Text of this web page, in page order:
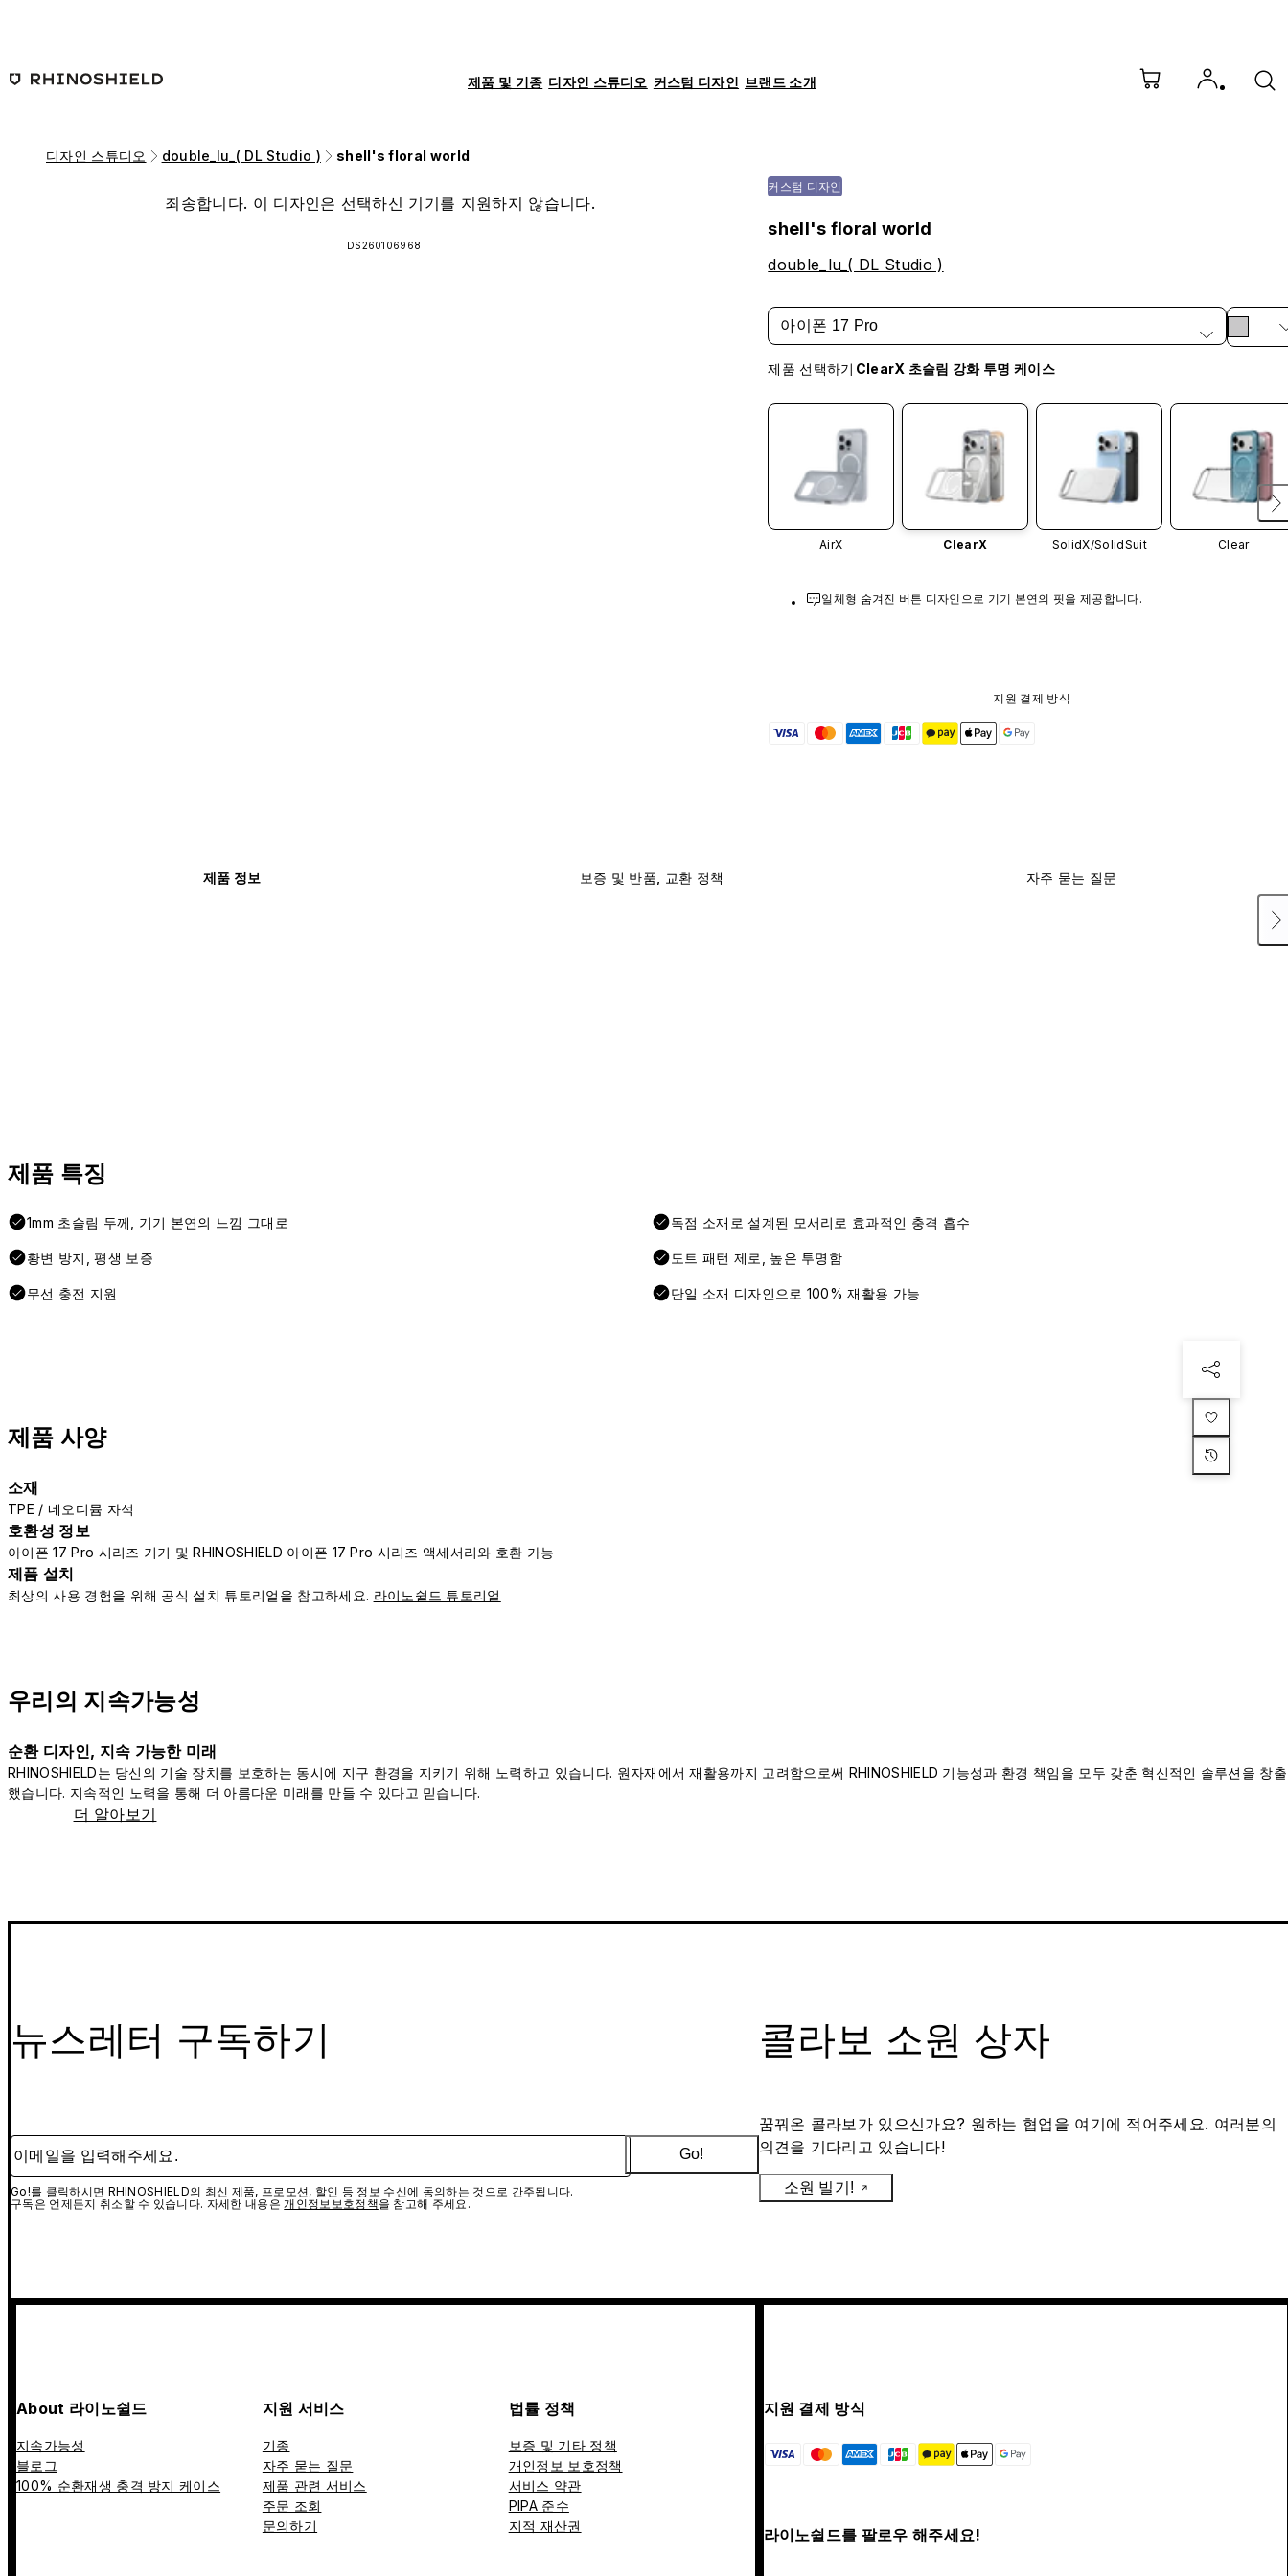
제품 및 기종 디자인 스튜디오 커스텀 디자인 브랜드 소개
디자인 스튜디오 double_lu_( DL Studio ) shell's floral world
죄송합니다. 이 디자인은 선택하신 기기를 지원하지 않습니다.
DS260106968
커스텀 디자인
shell's floral world
double_lu_( DL Studio )
아이폰 17 Pro
제품 선택하기 ClearX 초슬림 강화 투명 케이스
AirX ClearX SolidX/SolidSuit Clear
일체형 숨겨진 버튼 디자인으로 기기 본연의 핏을 제공합니다.
지원 결제 방식
제품 정보 보증 및 반품, 교환 정책 자주 묻는 질문
제품 특징
1mm 초슬림 두께, 기기 본연의 느낌 그대로 독점 소재로 설계된 모서리로 효과적인 충격 흡수
황변 방지, 평생 보증 도트 패턴 제로, 높은 투명함
무선 충전 지원 단일 소재 디자인으로 100% 재활용 가능
제품 사양
소재
TPE / 네오디뮴 자석
호환성 정보
아이폰 17 Pro 시리즈 기기 및 RHINOSHIELD 아이폰 17 Pro 시리즈 액세서리와 호환 가능
제품 설치
최상의 사용 경험을 위해 공식 설치 튜토리얼을 참고하세요. 라이노쉴드 튜토리얼
우리의 지속가능성
순환 디자인, 지속 가능한 미래
RHINOSHIELD는 당신의 기술 장치를 보호하는 동시에 지구 환경을 지키기 위해 노력하고 있습니다. 원자재에서 재활용까지 고려함으로써 RHINOSHIELD 기능성과 환경 책임을 모두 갖춘 혁신적인 솔루션을 창출
했습니다. 지속적인 노력을 통해 더 아름다운 미래를 만들 수 있다고 믿습니다.
더 알아보기
뉴스레터 구독하기
이메일을 입력해주세요.
Go!를 클릭하시면 RHINOSHIELD의 최신 제품, 프로모션, 할인 등 정보 수신에 동의하는 것으로 간주됩니다.
구독은 언제든지 취소할 수 있습니다. 자세한 내용은개인정보보호정책을 참고해 주세요.
Go!
콜라보 소원 상자
꿈꿔온 콜라보가 있으신가요? 원하는 협업을 여기에 적어주세요. 여러분의
의견을 기다리고 있습니다!
소원 빌기!
About 라이노쉴드
지속가능성
블로그
100% 순환재생 충격 방지 케이스
지원 서비스
기종
자주 묻는 질문
제품 관련 서비스
주문 조회
문의하기
법률 정책
보증 및 기타 정책
개인정보 보호정책
서비스 약관
PIPA 준수
지적 재산권
지원 결제 방식
라이노쉴드를 팔로우 해주세요!